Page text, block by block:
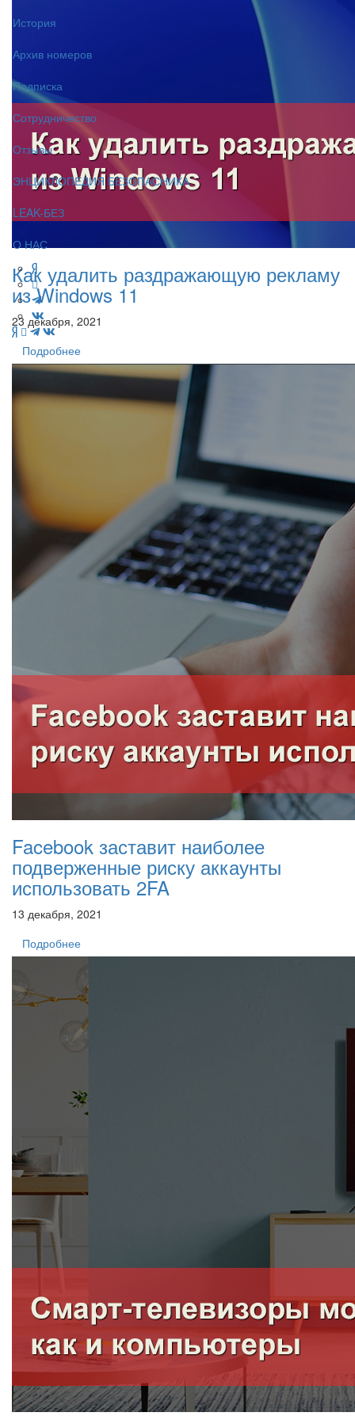
История
Архив номеров
Подписка
Сотрудничество
Отзывы
ЭНЦИКЛОПЕДИЯ БЕЗОПАСНИКА
LEAK-БЕЗ
О НАС
Как удалить раздражающую рекламу
из Windows 11
23 декабря, 2021
Подробнее
Facebook заставит наиболее
подверженные риску аккаунты
использовать 2FA
13 декабря, 2021
Подробнее